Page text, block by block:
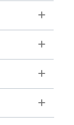
Toggle
Toggle
Toggle
Toggle